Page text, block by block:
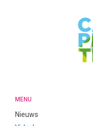
MENU
Nieuws